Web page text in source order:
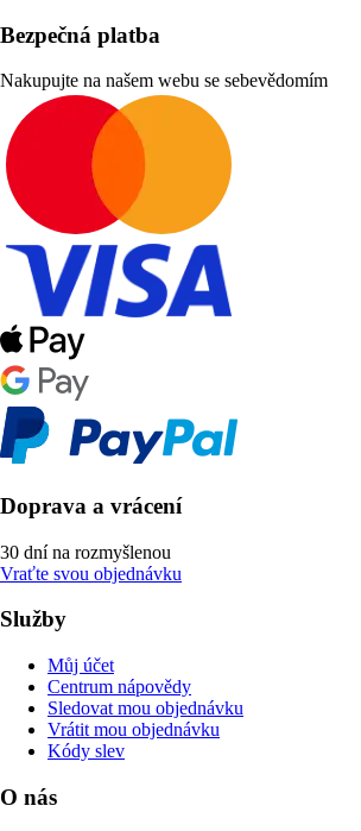
Bezpečná platba
Nakupujte na našem webu se sebevědomím
Doprava a vrácení
30 dní na rozmyšlenou
Vraťte svou objednávku
Služby
Můj účet
Centrum nápovědy
Sledovat mou objednávku
Vrátit mou objednávku
Kódy slev
O nás